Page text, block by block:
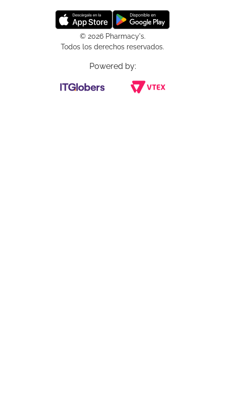
© 2026 Pharmacy's.
Todos los derechos reservados.
Powered by: